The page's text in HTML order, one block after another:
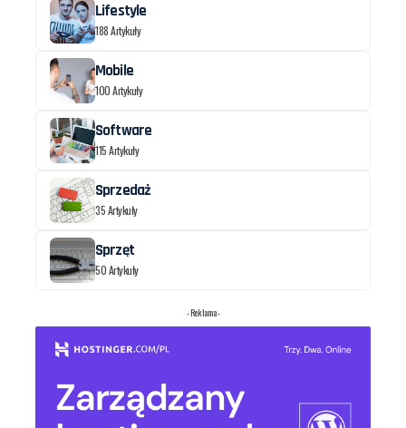
Lifestyle
188 Artykuły
Mobile
100 Artykuły
Software
115 Artykuły
Sprzedaż
35 Artykuły
Sprzęt
50 Artykuły
- Reklama -